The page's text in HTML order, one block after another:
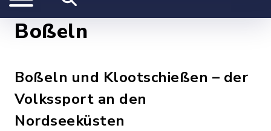
Boßeln
Boßeln und Klootschießen – der
Volkssport an den
Nordseeküsten